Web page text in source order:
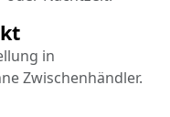
in
Zwischenhändler.